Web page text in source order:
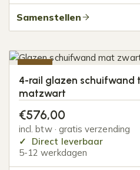
Samenstellen
4-rail glazen schuifwand
matzwart
€576,00
incl. btw · gratis verzending
Direct leverbaar
5-12 werkdagen